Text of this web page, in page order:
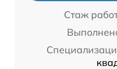
Стаж